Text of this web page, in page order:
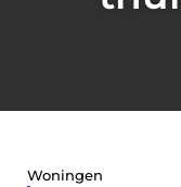
Woningen